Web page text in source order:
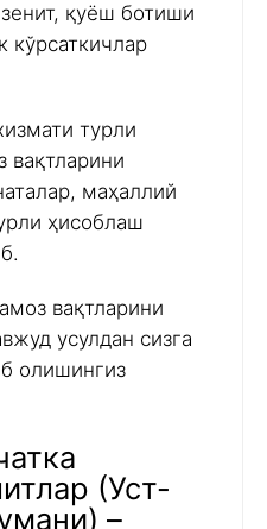
қуёш ботиши
кўрсаткичлар
турли
вақтларини
маҳаллий
ҳисоблаш
вақтларини
усулдан сизга
олишингиз
(Уст-
–